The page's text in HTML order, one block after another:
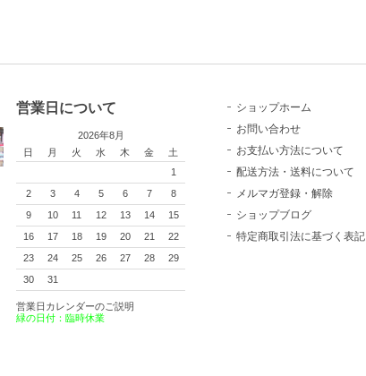
営業日について
2026年8月
日
月 火 水 木 金
土
1
2
3 4 5 6 7
8
9
10 11 12 13 14
15
16
17 18 19 20 21
22
23
24 25 26 27 28
29
30
31
営業日カレンダーのご説明
緑の日付：臨時休業
ショップホーム
お問い合わせ
お支払い方法について
配送方法・送料について
メルマガ登録・解除
ショップブログ
特定商取引法に基づく表記